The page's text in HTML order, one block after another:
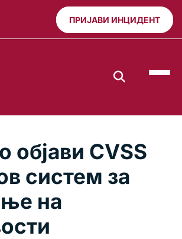
ПРИЈАВИ ИНЦИДЕНТ
објави CVSS
систем за
на